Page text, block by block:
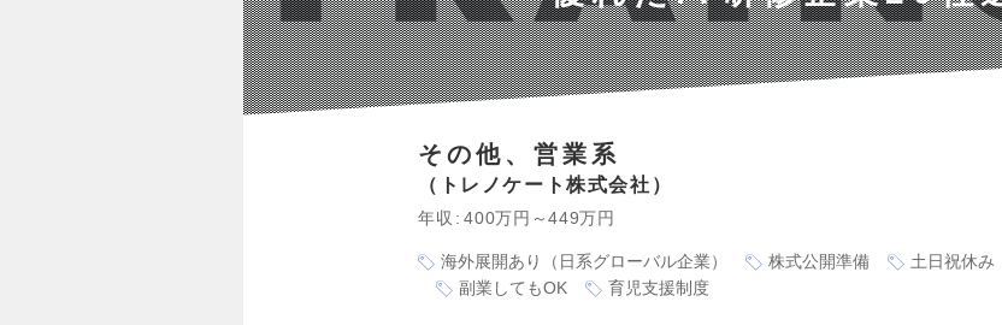
その他、営業系
トレノケート株式会社
年収 400万円～449万円
海外展開あり（日系グローバル企業） 株式公開準備 土日祝休み
副業してもOK
育児支援制度